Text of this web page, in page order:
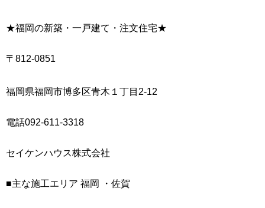
★福岡の新築・一戸建て・注文住宅★
〒812-0851
福岡県福岡市博多区青木１丁目2-12
電話092-611-3318
セイケンハウス株式会社
■主な施工エリア 福岡 ・佐賀